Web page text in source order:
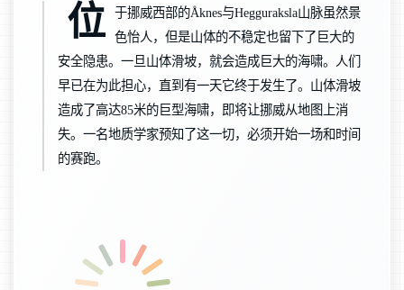
位
于挪威西部的Åknes与Hegguraksla山脉虽然景
色怡人，但是山体的不稳定也留下了巨大的
安全隐患。一旦山体滑坡，就会造成巨大的海啸。人们
早已在为此担心，直到有一天它终于发生了。山体滑坡
造成了高达85米的巨型海啸，即将让挪威从地图上消
失。一名地质学家预知了这一切，必须开始一场和时间
的赛跑。